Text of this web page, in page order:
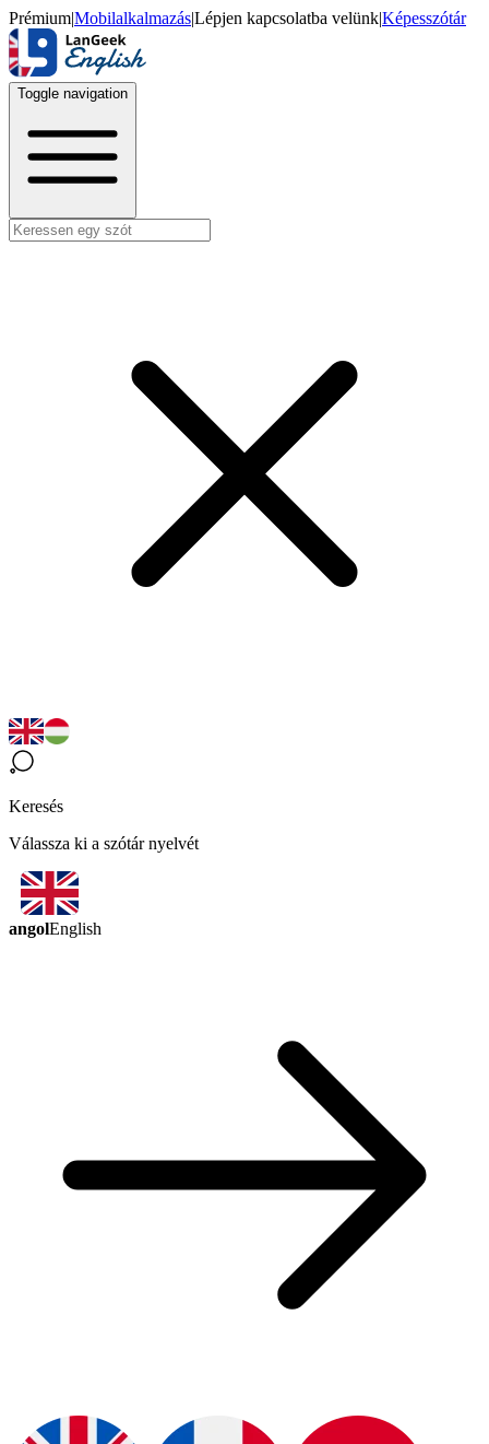
Prémium|Mobilalkalmazás|Lépjen kapcsolatba velünk|Képesszótár
Toggle navigation
Keresés
Válassza ki a szótár nyelvét
angolEnglish